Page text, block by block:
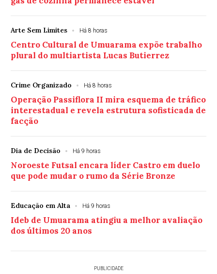
Arte Sem Limites Há 8 horas
Centro Cultural de Umuarama expõe trabalho
plural do multiartista Lucas Butierrez
Crime Organizado Há 8 horas
Operação Passiflora II mira esquema de tráfico
interestadual e revela estrutura sofisticada de
facção
Dia de Decisão Há 9 horas
Noroeste Futsal encara líder Castro em duelo
que pode mudar o rumo da Série Bronze
Educação em Alta Há 9 horas
Ideb de Umuarama atingiu a melhor avaliação
dos últimos 20 anos
PUBLICIDADE